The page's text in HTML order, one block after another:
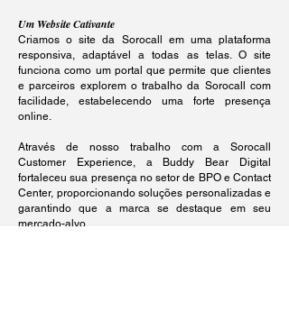
Um Website Cativante
Criamos o site da Sorocall em uma plataforma
responsiva, adaptável a todas as telas. O site
funciona como um portal que permite que clientes
e parceiros explorem o trabalho da Sorocall com
facilidade, estabelecendo uma forte presença
online.
Através de nosso trabalho com a Sorocall
Customer Experience, a Buddy Bear Digital
fortaleceu sua presença no setor de BPO e Contact
Center, proporcionando soluções personalizadas e
garantindo que a marca se destaque em seu
mercado-alvo.